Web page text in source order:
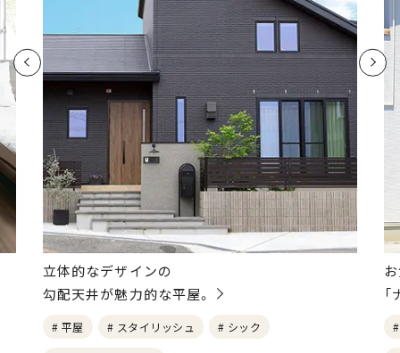
立体的なデザインの
勾配天井が魅力的な平屋。
# 平屋 # スタイリッシュ # シック